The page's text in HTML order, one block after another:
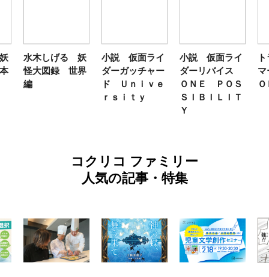
水木しげる 妖
怪大図録 世界
編
小説 仮面ライ
ダーガッチャー
ド Ｕｎｉｖｅ
ｒｓｉｔｙ
小説 仮面ライ
ダーリバイス
ＯＮＥ ＰＯＳ
ＳＩＢＩＬＩＴ
Ｙ
コクリコ ファミリー
人気の記事・特集